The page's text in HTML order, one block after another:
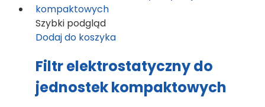
Szybki podgląd
Dodaj do koszyka
Filtr elektrostatyczny do
jednostek kompaktowych